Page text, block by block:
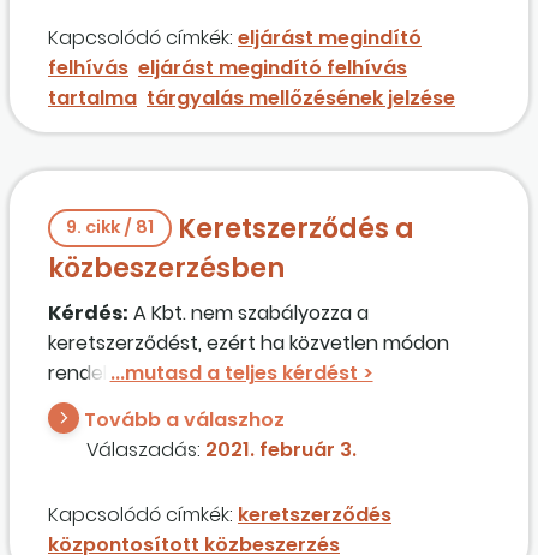
döntését az összegezésben? Nem nyújt ez
lehetőséget a visszaélésszerű
jogalkalmazásra?
Kapcsolódó címkék: eljárást megindító
felhívás eljárást megindító felhívás
tartalma tárgyalás mellőzésének jelzése
9. cikk / 81
Keretszerződés a
közbeszerzésben
Kérdés: A Kbt. nem szabályozza a
keretszerződést, ezért ha közvetlen módon
rendelni szeretnék, nem egyértelmű, melyik
eljárástípus
van lehetőség keretszerződés megkötésére a
közbeszerzési szabályozás szerint?
Tovább a válaszhoz
Válaszadás: 2021. február 3.
Kapcsolódó címkék: keretszerződés
központosított közbeszerzés